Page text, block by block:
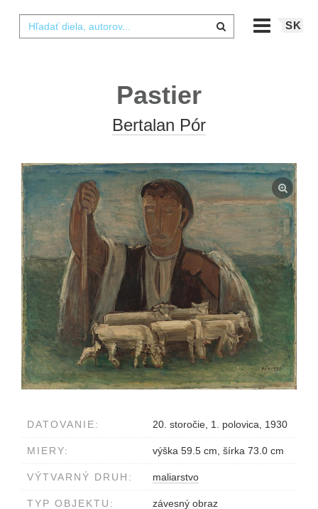
SK
Pastier
Bertalan Pór
DATOVANIE: 20. storočie, 1. polovica, 1930
MIERY: výška 59.5 cm, šírka 73.0 cm
VÝTVARNÝ DRUH: maliarstvo
TYP OBJEKTU: závesný obraz